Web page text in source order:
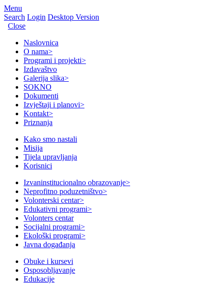
Menu
Search Login Desktop Version
Close
Naslovnica
O nama>
Programi i projekti>
Izdavaštvo
Galerija slika>
SOKNO
Dokumenti
Izvještaji i planovi>
Kontakt>
Priznanja
Kako smo nastali
Misija
Tijela upravljanja
Korisnici
Izvaninstitucionalno obrazovanje>
Neprofitno poduzetništvo>
Volonterski centar>
Edukativni programi>
Volonters centar
Socijalni programi>
Ekološki programi>
Javna događanja
Obuke i kursevi
Osposobljavanje
Edukacije